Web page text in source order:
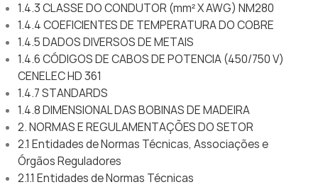
1.4.3 CLASSE DO CONDUTOR (mm² X AWG) NM280
1.4.4 COEFICIENTES DE TEMPERATURA DO COBRE
1.4.5 DADOS DIVERSOS DE METAIS
1.4.6 CÓDIGOS DE CABOS DE POTENCIA (450/750 V)
CENELEC HD 361
1.4.7 STANDARDS
1.4.8 DIMENSIONAL DAS BOBINAS DE MADEIRA
2. NORMAS E REGULAMENTAÇÕES DO SETOR
2.1 Entidades de Normas Técnicas, Associações e
Órgãos Reguladores
2.1.1 Entidades de Normas Técnicas